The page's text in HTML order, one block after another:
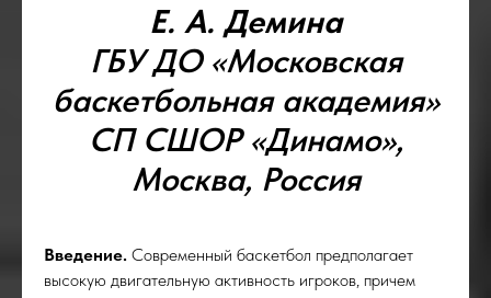
Е. А. Демина
ГБУ ДО «Московская
баскетбольная академия»
СП СШОР «Динамо»,
Москва, Россия
Введение. Современный баскетбол предполагает
высокую двигательную активность игроков, причем